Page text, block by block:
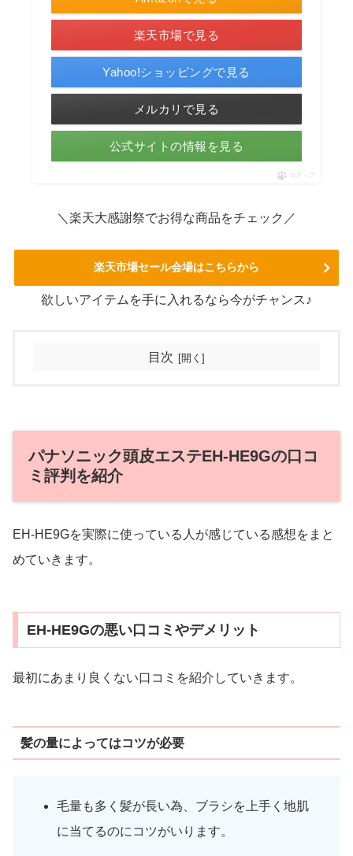
楽天市場で見る
Yahoo!ショッピングで見る
メルカリで見る
公式サイトの情報を見る
ポチップ
＼楽天大感謝祭でお得な商品をチェック／
楽天市場セール会場はこちらから
欲しいアイテムを手に入れるなら今がチャンス♪
目次
パナソニック頭皮エステEH-HE9Gの口コ
ミ評判を紹介
EH-HE9Gを実際に使っている人が感じている感想をまと
めていきます。
EH-HE9Gの悪い口コミやデメリット
最初にあまり良くない口コミを紹介していきます。
髪の量によってはコツが必要
毛量も多く髪が長い為、ブラシを上手く地肌
に当てるのにコツがいります。